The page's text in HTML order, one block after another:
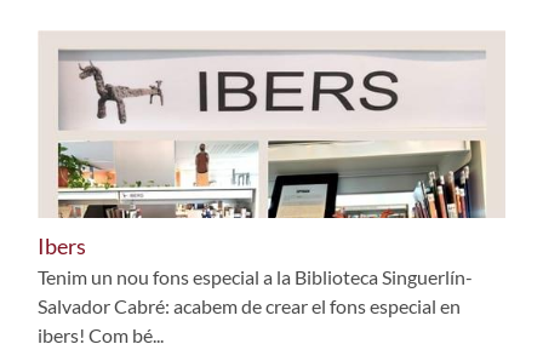
Ibers
Tenim un nou fons especial a la Biblioteca Singuerlín-
Salvador Cabré: acabem de crear el fons especial en
ibers! Com bé...